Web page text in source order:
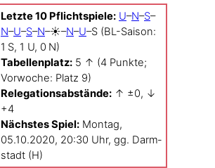
Letz­te 10 Pflicht­spie­le: U–N–S–
N–U–S–N–☀️–N–U–S (BL-Saison:
1 S, 1 U, 0 N)
Tabel­len­platz: 5 ↑ (4 Punk­te;
Vor­wo­che: Platz 9)
Rele­ga­ti­ons­ab­stän­de: ↑ ±0, ↓
+4
Nächs­tes Spiel: Mon­tag,
05.10.2020, 20:30 Uhr, gg. Darm­
stadt (H)